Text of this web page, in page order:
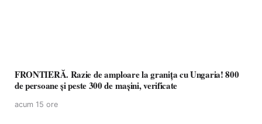
FRONTIERĂ. Razie de amploare la granița cu Ungaria! 800
de persoane și peste 300 de mașini, verificate
acum 15 ore